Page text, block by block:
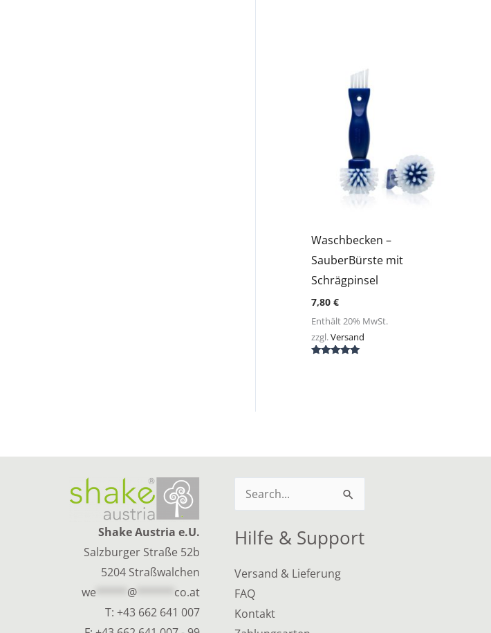
Waschbecken –
SauberBürste mit
Schrägpinsel
7,80 €
Enthält 20% MwSt.
zzgl.Versand
Shake Austria e.U.
Salzburger Straße 52b
5204 Straßwalchen
we***** @****** co.at
T: +43 662 641 007
Suchen
nach:
Hilfe & Support
Versand & Lieferung
FAQ
Kontakt